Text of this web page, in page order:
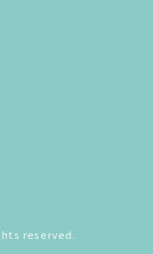
reserved.